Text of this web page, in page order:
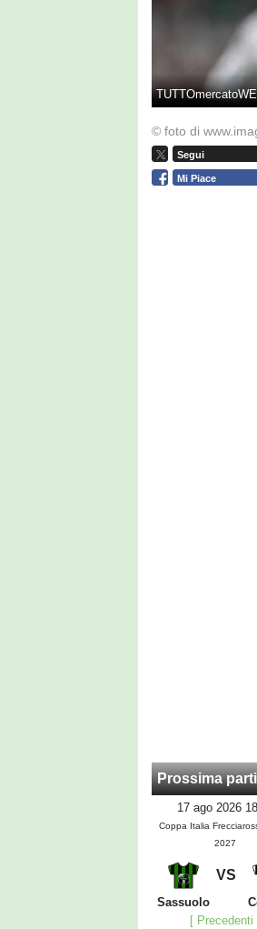
© foto di
Segui
Mi Piace
Prossima
17 ago 2026
Coppa Italia
2027
VS
Sassuolo
[ Precedenti